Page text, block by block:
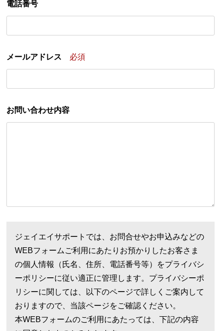
電話番号
メールアドレス 必須
お問い合わせ内容
ジェイエイサポートでは、お問合せやお申込みなどの
WEBフォームご利用にあたりお預かりしたお客さま
の個人情報（氏名、住所、電話番号等）をプライバシ
ーポリシーに従い適正に管理します。プライバシーポ
リシーに関しては、以下のページで詳しくご案内して
おりますので、当該ページをご確認ください。
本WEBフォームのご利用にあたっては、下記の内容